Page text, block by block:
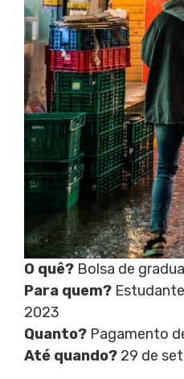
O quê? Bolsa de
Para quem?
2023
Quanto? Pagamento
Até quando? 29 de